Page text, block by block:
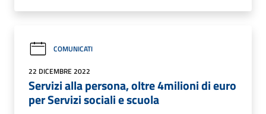
COMUNICATI
22 DICEMBRE 2022
Servizi alla persona, oltre 4milioni di euro
per Servizi sociali e scuola